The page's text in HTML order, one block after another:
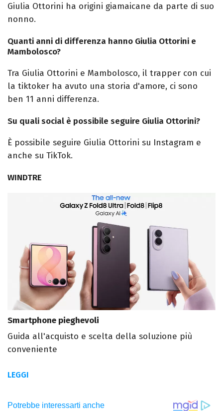
Giulia Ottorini ha origini giamaicane da parte di suo
nonno.
Quanti anni di differenza hanno Giulia Ottorini e
Mambolosco?
Tra Giulia Ottorini e Mambolosco, il trapper con cui
la tiktoker ha avuto una storia d'amore, ci sono
ben 11 anni differenza.
Su quali social è possibile seguire Giulia Ottorini?
È possibile seguire Giulia Ottorini su Instagram e
anche su TikTok.
WINDTRE
Smartphone pieghevoli
Guida all'acquisto e scelta della soluzione più
conveniente
LEGGI